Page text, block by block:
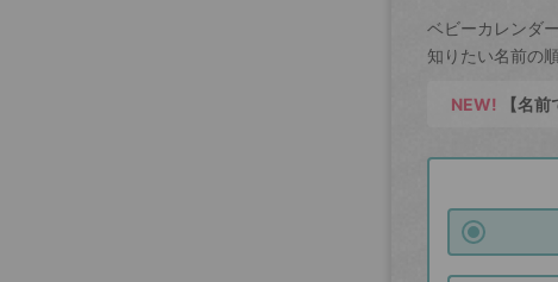
ベビーカレンダ
知りたい名前の
NEW! 【名